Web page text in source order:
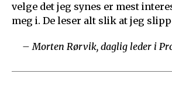
velge det jeg synes er mest
meg i. De leser alt slik at jeg
– Morten Rørvik, daglig leder i